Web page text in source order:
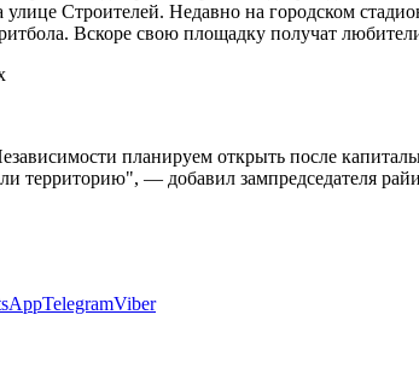
Строителей. Недавно на городском
Вскоре свою площадку получат
планируем открыть после
территорию", — добавил зампредседателя
TelegramViber